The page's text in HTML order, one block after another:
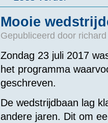
Mooie
Gepubliceerd door
Zondag 23 juli 2017
het programma
geschreven.
De wedstrijdbaan lag
andere jaren. Dit om